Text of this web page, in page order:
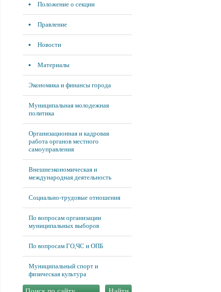
Положение о секции
Правление
Новости
Материалы
Экономика и финансы города
Муниципальная молодежная
политика
Организационная и кадровая
работа органов местного
самоуправления
Внешнеэкономическая и
международная деятельность
Социально-трудовые отношения
По вопросам организации
муниципальных выборов
По вопросам ГО,ЧС и ОПБ
Муниципальный спорт и
физическая культура